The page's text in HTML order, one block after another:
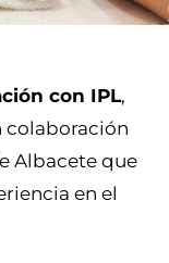
con IPL,
colaboración
Albacete que
en el